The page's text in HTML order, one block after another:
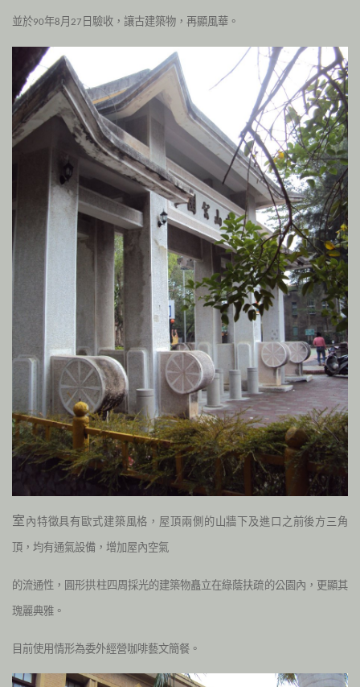
並於90年8月 27 日驗收，讓古建築物，再顯風華。
室內特徵具有歐式建築風格，屋頂兩側的山牆下及進口之前後方三角
頂，均有通氣設備，增加屋內空氣
的流通性，圓形拱柱四周採光的建築物矗立在綠蔭扶疏的公園內，更顯其
瑰麗典雅。
目前使用情形為委外經營咖啡藝文簡餐。